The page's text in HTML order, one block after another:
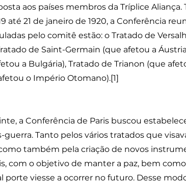
aos países membros da Tríplice
até 21 de janeiro de 1920, a Conferência
pelo comitê estão: o Tratado de
de Saint-Germain (que afetou a
a Bulgária), Tratado de Trianon (que
o Império Otomano).[1]
a Conferência de Paris buscou
guerra. Tanto pelos vários tratados que
também pela criação de novos
com o objetivo de manter a paz, bem
porte viesse a ocorrer no futuro. Desse